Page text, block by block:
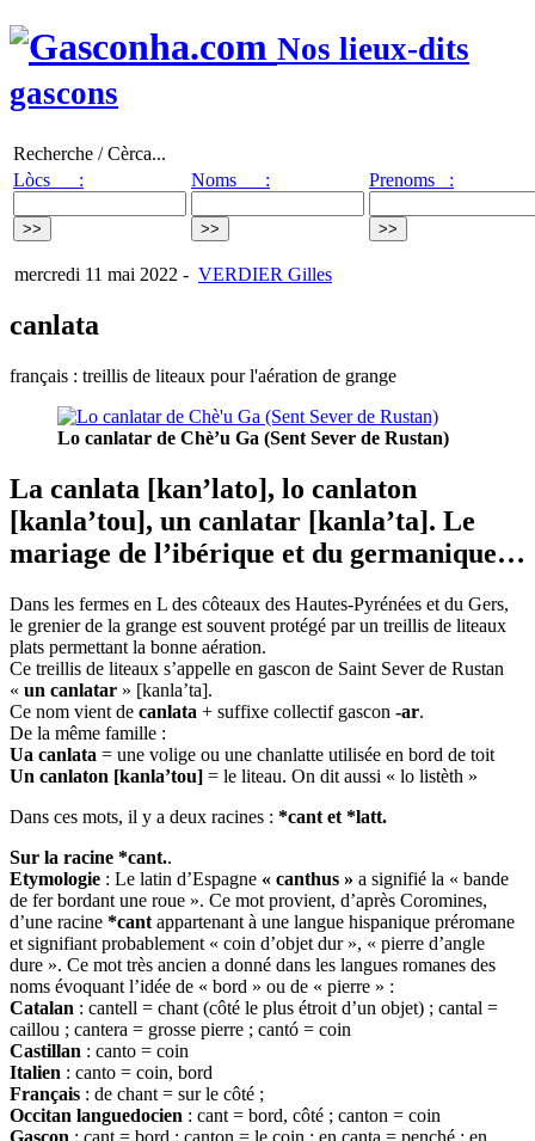
Nos lieux-dits
gascons
Recherche / Cèrca...
Lòcs :
Noms : Prenoms :
mercredi 11 mai 2022 - VERDIER Gilles
canlata
français : treillis de liteaux pour l'aération de grange
Lo canlatar de Chè’u Ga (Sent Sever de Rustan)
La canlata [kan’lato], lo canlaton
[kanla’tou], un canlatar [kanla’ta]. Le
mariage de l’ibérique et du germanique…
Dans les fermes en L des côteaux des Hautes-Pyrénées et du Gers,
le grenier de la grange est souvent protégé par un treillis de liteaux
plats permettant la bonne aération.
Ce treillis de liteaux s’appelle en gascon de Saint Sever de Rustan
« un canlatar » [kanla’ta].
Ce nom vient de canlata + suffixe collectif gascon -ar.
De la même famille :
Ua canlata = une volige ou une chanlatte utilisée en bord de toit
Un canlaton [kanla’tou] = le liteau. On dit aussi « lo listèth »
Dans ces mots, il y a deux racines : *cant et *latt.
Sur la racine *cant..
Etymologie : Le latin d’Espagne « canthus » a signifié la « bande
de fer bordant une roue ». Ce mot provient, d’après Coromines,
d’une racine *cant appartenant à une langue hispanique préromane
et signifiant probablement « coin d’objet dur », « pierre d’angle
dure ». Ce mot très ancien a donné dans les langues romanes des
noms évoquant l’idée de « bord » ou de « pierre » :
Catalan : cantell = chant (côté le plus étroit d’un objet) ; cantal =
caillou ; cantera = grosse pierre ; cantó = coin
Castillan : canto = coin
Italien : canto = coin, bord
Français : de chant = sur le côté ;
Occitan languedocien : cant = bord, côté ; canton = coin
Gascon : cant = bord ; canton = le coin ; en canta = penché ; en